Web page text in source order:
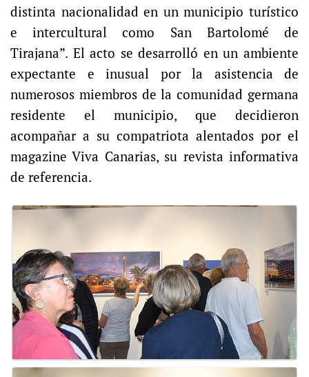
distinta nacionalidad en un municipio turístico
e intercultural como San Bartolomé de
Tirajana”. El acto se desarrolló en un ambiente
expectante e inusual por la asistencia de
numerosos miembros de la comunidad germana
residente el municipio, que decidieron
acompañar a su compatriota alentados por el
magazine Viva Canarias, su revista informativa
de referencia.